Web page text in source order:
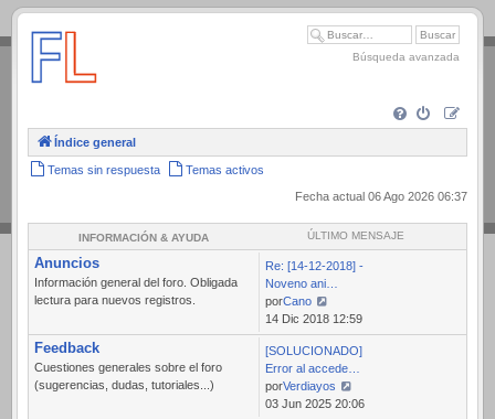
.
Búsqueda avanzada
Índice general
Temas sin respuesta
Temas activos
Fecha actual 06 Ago 2026 06:37
INFORMACIÓN & AYUDA ÚLTIMO MENSAJE
Anuncios
Información general del foro. Obligada
lectura para nuevos registros.
Re: [14-12-2018] -
Noveno ani…
porCano
Ver
último
mensaje
14 Dic 2018 12:59
Feedback
Cuestiones generales sobre el foro
(sugerencias, dudas, tutoriales...)
[SOLUCIONADO]
Error al accede…
porVerdiayos
Ver
03 Jun 2025 20:06